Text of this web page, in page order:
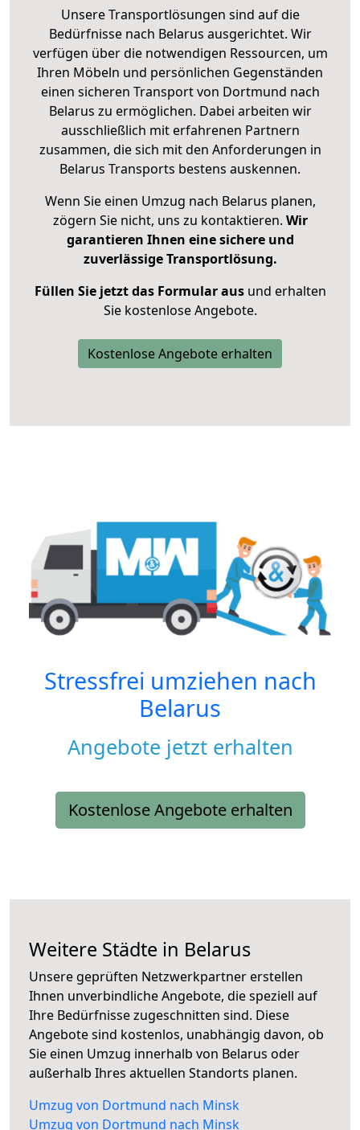
Unsere Transportlösungen sind auf die
Bedürfnisse nach Belarus ausgerichtet. Wir
verfügen über die notwendigen Ressourcen, um
Ihren Möbeln und persönlichen Gegenständen
einen sicheren Transport von Dortmund nach
Belarus zu ermöglichen. Dabei arbeiten wir
ausschließlich mit erfahrenen Partnern
zusammen, die sich mit den Anforderungen in
Belarus Transports bestens auskennen.
Wenn Sie einen Umzug nach Belarus planen,
zögern Sie nicht, uns zu kontaktieren. Wir
garantieren Ihnen eine sichere und
zuverlässige Transportlösung.
Füllen Sie jetzt das Formular ausund erhalten
Sie kostenlose Angebote.
Kostenlose Angebote erhalten
Stressfrei umziehen nach
Belarus
Angebote jetzt erhalten
Kostenlose Angebote erhalten
Weitere Städte in Belarus
Unsere geprüften Netzwerkpartner erstellen
Ihnen unverbindliche Angebote, die speziell auf
Ihre Bedürfnisse zugeschnitten sind. Diese
Angebote sind kostenlos, unabhängig davon, ob
Sie einen Umzug innerhalb von Belarus oder
außerhalb Ihres aktuellen Standorts planen.
Umzug von Dortmund nach Minsk
Umzug von Dortmund nach Minsk